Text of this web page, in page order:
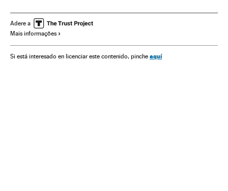
Partido dos Trabalhadores
Motores pesquisa
América do Sul América Latina Programa tv
Adere a
Mais informações
Si está interesado en licenciar este contenido, pinche aquí